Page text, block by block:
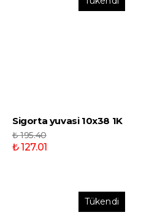
Sigorta yuvasi 10x38 1K
₺ 195.40
₺ 127.01
Tükendi